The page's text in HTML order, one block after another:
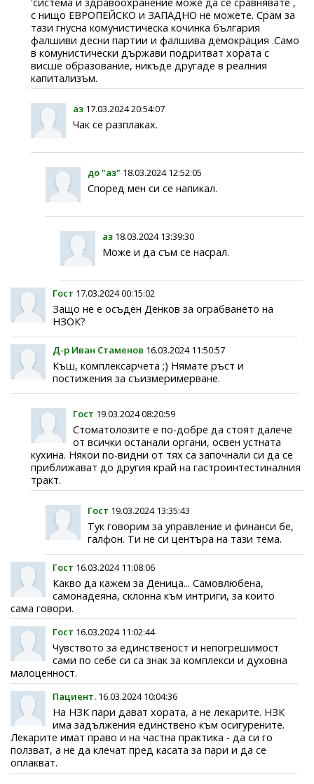
с нищо ЕВРОПЕЙСКО и ЗАПАДНО не можете. Срам за
тази гнусна комунистическа кочинка българия
фалшиви десни партии и фалшива демокрация .Само
в комунистически държави подритват хората с
висше образование, никъде другаде в реалния
капитализъм.
аз 17.03.2024 20:54:07
Чак се разплаках.
до "аз" 18.03.2024 12:52:05
Според мен си се напикал.
аз 18.03.2024 13:39:30
Може и да съм се насрал.
Гост 17.03.2024 00:15:02
Защо не е осъден Денков за ограбването на
НЗОК?
Д-р Иван Стаменов 16.03.2024 11:50:57
Къш, комплексарчета ;) Нямате ръст и
постижения за съизмеримерване.
Гост 19.03.2024 08:20:59
Стоматолозите е по-добре да стоят далече
от всички останали органи, освен устната
кухина. Някои по-видни от тях са започнали си да се
приближават до другия край на гастроинтестиналния
тракт.
Гост 19.03.2024 13:35:43
Тук говорим за управление и финанси бе,
галфон. Ти не си центъра на тази тема.
Гост 16.03.2024 11:08:06
Какво да кажем за Деница... Самовлюбена,
самонадеяна, склонна към интриги, за които
сама говори.
Гост 16.03.2024 11:02:44
Чувството за единственост и непогрешимост
сами по себе си са знак за комплекси и духовна
малоценност.
Пациент. 16.03.2024 10:04:36
На НЗК пари дават хората, а не лекарите. НЗК
има задължения единствено към осигурените.
Лекарите имат право и на частна практика - да си го
ползват, а не да клечат пред касата за пари и да се
оплакват.